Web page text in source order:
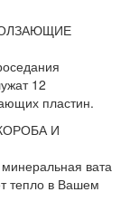
12
пластин.
И
вата
тепло в Вашем